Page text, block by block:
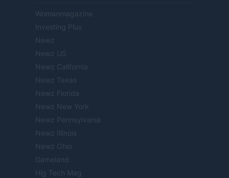
Womanmagazine
Investing Plus
Newz
Newz US
Newz California
Newz Texas
Newz Florida
Newz New York
Newz Pennsylvania
Newz Illinois
Newz Ohio
Gameland
Hig Tech Mag